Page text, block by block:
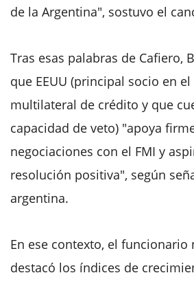
de la Argentina", sostuvo el
Tras esas palabras de Cafiero,
que EEUU (principal socio en
multilateral de crédito y que
capacidad de veto) "apoya
negociaciones con el FMI y
resolución positiva", según
argentina.
En ese contexto, el funcionario
destacó los índices de